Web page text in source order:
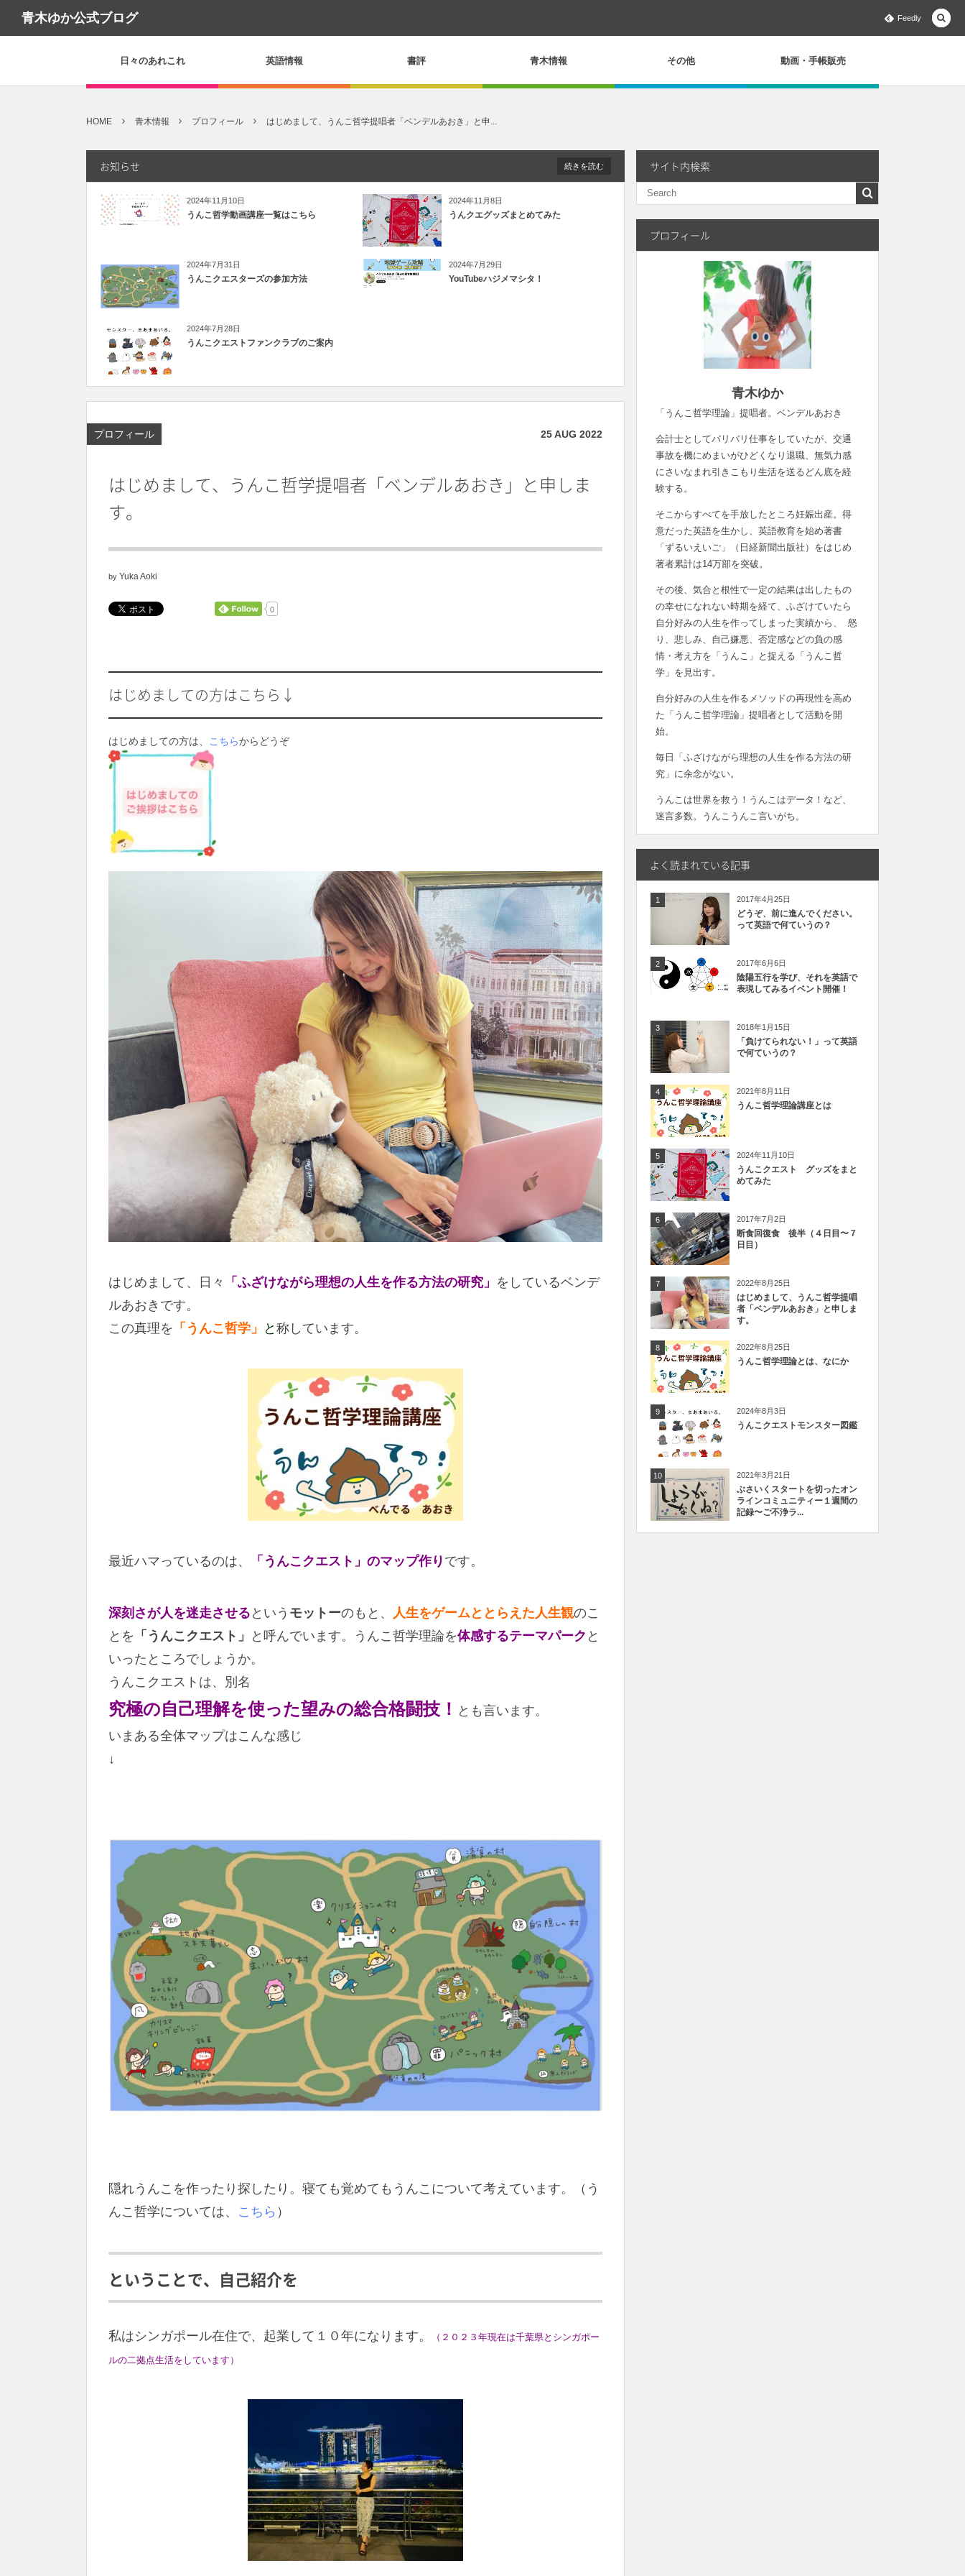
青木ゆか公式ブログ Feedly
日々のあれこれ 英語情報 書評 青木情報 その他 動画・手帳販売
HOME 青木情報 プロフィール はじめまして、うんこ哲学提唱者「ベンデルあおき」と申...
お知らせ
2024年11月10日
うんこ哲学動画講座一覧はこちら
2024年11月8日
うんクエグッズまとめてみた
2024年7月31日
うんこクエスターズの参加方法
2024年7月29日
YouTubeハジメマシタ！
2024年7月28日
うんこクエストファンクラブのご案内
続きを読む
プロフィール 25AUG 2022
はじめまして、うんこ哲学提唱者「ベンデルあおき」と申しま
す。
by Yuka Aoki
0
はじめましての方はこちら↓
はじめましての方は、 こちらからどうぞ
はじめまして、日々 「ふざけながら理想の人生を作る方法の研究」 をしているベンデ
ルあおきです。
この真理を 「うんこ哲学」 と 称しています。
最近ハマっているのは、 「うんこクエスト」のマップ作り です。
深刻さが人を迷走させる という モットーのもと、 人生をゲームととらえた人生観のこ
とを 「うんこクエスト」 と呼んでいます。うんこ哲学理論を体感するテーマパーク と
いったところでしょうか。
うんこクエストは、別名
究極の自己理解を使った望みの総合格闘技！ とも言います。
いまある全体マップはこんな感じ
↓
隠れうんこを作ったり探したり。寝ても覚めてもうんこについて考えています。（う
んこ哲学については、 こちら ）
ということで、自己紹介を
私はシンガポール在住で、起業して１０年になります。 （２０２３年現在は千葉県とシンガポー
ルの二拠点生活をしています）
サイト内検索
プロフィール
青木ゆか
「うんこ哲学理論」提唱者。ベンデルあおき
会計士としてバリバリ仕事をしていたが、交通
事故を機にめまいがひどくなり退職、無気力感
にさいなまれ引きこもり生活を送るどん底を経
験する。
そこからすべてを手放したところ妊娠出産。得
意だった英語を生かし、英語教育を始め著書
「ずるいえいご」（日経新聞出版社）をはじめ
著者累計は14万部を突破。
その後、気合と根性で一定の結果は出したもの
の幸せになれない時期を経て、ふざけていたら
自分好みの人生を作ってしまった実績から、 怒
り、悲しみ、自己嫌悪、否定感などの負の感
情・考え方を「うんこ」と捉える「うんこ哲
学」を見出す。
自分好みの人生を作るメソッドの再現性を高め
た「うんこ哲学理論」提唱者として活動を開
始。
毎日「ふざけながら理想の人生を作る方法の研
究」に余念がない。
うんこは世界を救う！うんこはデータ！など、
迷言多数。うんこうんこ言いがち。
よく読まれている記事
1 2017年4月25日
どうぞ、前に進んでください。
って英語で何ていうの？
2 2017年6月6日
陰陽五行を学び、それを英語で
表現してみるイベント開催！
3 2018年1月15日
「負けてられない！」って英語
で何ていうの？
4 2021年8月11日
うんこ哲学理論講座とは
5 2024年11月10日
うんこクエスト グッズをまと
めてみた
6 2017年7月2日
断食回復食 後半（４日目〜７
日目）
7 2022年8月25日
はじめまして、うんこ哲学提唱
者「ベンデルあおき」と申しま
す。
8 2022年8月25日
うんこ哲学理論とは、なにか
9 2024年8月3日
うんこクエストモンスター図鑑
10 2021年3月21日
ぶさいくスタートを切ったオン
ラインコミュニティー１週間の
記録〜ご不浄ラ...